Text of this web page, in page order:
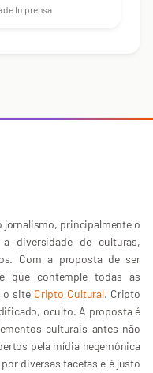
de Imprensa
jornalismo, principalmente o
diversidade de culturas,
Com a proposta de ser
que contemple todas as
o site Cripto Cultural. Cripto
oculto. A proposta é
culturais antes não
pela mídia hegemônica
diversas facetas e é justo